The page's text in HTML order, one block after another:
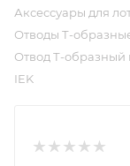
Аксессуары для
Отводы Т-
Отвод Т-образный
IEK